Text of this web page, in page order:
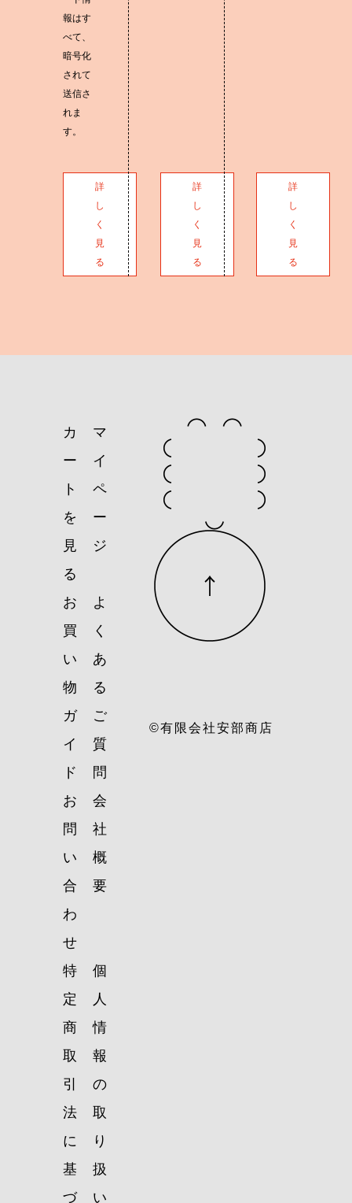
報はす
べて、
暗号化
されて
送信さ
れま
す。
詳
し
く
見
る
詳
し
く
見
る
詳
し
く
見
る
カ
ー
ト
を
見
る
マ
イ
ペ
ー
ジ
お
買
い
物
ガ
イ
ド
よ
く
あ
る
ご
質
問
お
問
い
合
わ
せ
会
社
概
要
特
定
商
取
引
法
に
基
づ
個
人
情
報
の
取
り
扱
い
©有限会社安部商店